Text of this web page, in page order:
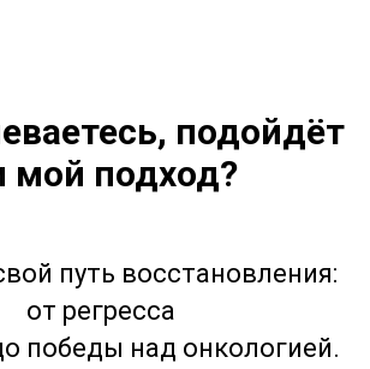
подойдёт
мой подход?
путь восстановления:
от регресса
победы над онкологией.